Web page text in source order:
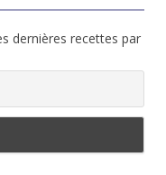
dernières recettes par